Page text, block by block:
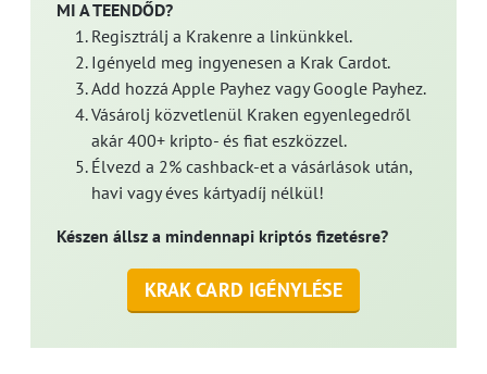
MI A TEENDŐD?
Regisztrálj a Krakenre a linkünkkel.
Igényeld meg ingyenesen a Krak Cardot.
Add hozzá Apple Payhez vagy Google Payhez.
Vásárolj közvetlenül Kraken egyenlegedről
akár 400+ kripto- és fiat eszközzel.
Élvezd a 2% cashback-et a vásárlások után,
havi vagy éves kártyadíj nélkül!
Készen állsz a mindennapi kriptós fizetésre?
KRAK CARD IGÉNYLÉSE